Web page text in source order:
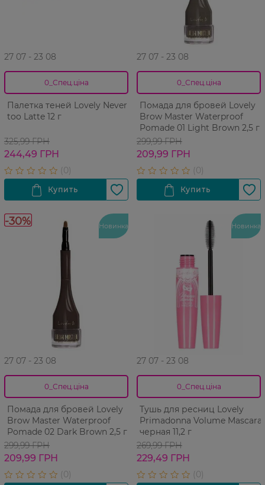
27 07 - 23 08
0_Спец.ціна
Палетка теней Lovely Never
too Latte 12 г
325,99 ГРН
244,49 ГРН
27 07 - 23 08
0_Спец.ціна
Помада для бровей Lovely
Brow Master Waterproof
Pomade 01 Light Brown 2,5 г
299,99 ГРН
209,99 ГРН
-30% Новинка
27 07 - 23 08
0_Спец.ціна
Помада для бровей Lovely
Brow Master Waterproof
Pomade 02 Dark Brown 2,5 г
299,99 ГРН
209,99 ГРН
Новинка
27 07 - 23 08
0_Спец.ціна
Тушь для ресниц Lovely
Primadonna Volume Mascara
черная 11,2 г
269,99 ГРН
229,49 ГРН